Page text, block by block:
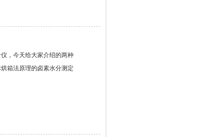
，今天给大家介绍的两种
箱法原理的卤素水分测定